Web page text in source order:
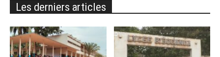
Les derniers articles